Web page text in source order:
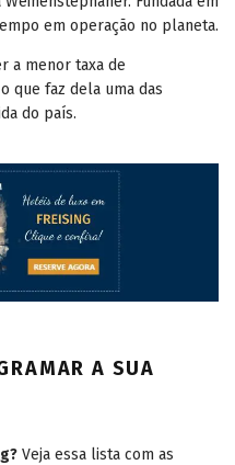
em operação no planeta.
a menor taxa de
que faz dela uma das
do país.
A SUA
Veja essa lista com as